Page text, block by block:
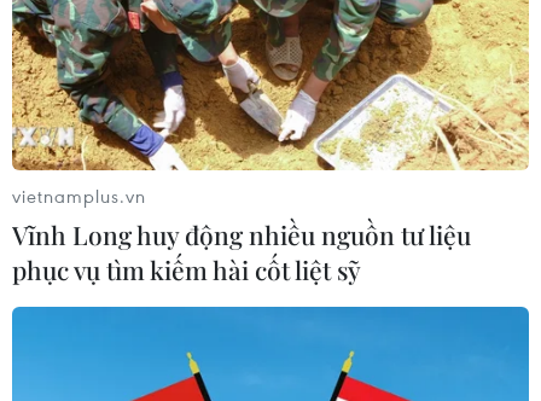
Sở hữu trí tuệ
Quy định sử dụng
RSS
Hỗ trợ
Ngôn ngữ
TTXVN
Dịch vụ tin
Quảng cáo
cấp ngày 11/9/2008.
Quảng cáo: Phó TBT Nguyễn Thị Tám: 093.5958688, Email:
vietnamplus.vn
Vĩnh Long huy động nhiều nguồn tư liệu
phục vụ tìm kiếm hài cốt liệt sỹ